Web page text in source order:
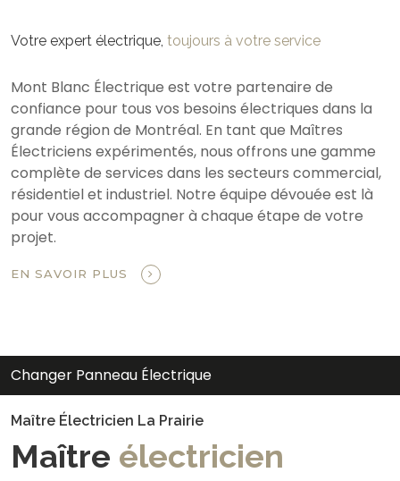
Votre expert électrique, toujours à votre service
Mont Blanc Électrique est votre partenaire de
confiance pour tous vos besoins électriques dans la
grande région de Montréal. En tant que Maîtres
Électriciens expérimentés, nous offrons une gamme
complète de services dans les secteurs commercial,
résidentiel et industriel. Notre équipe dévouée est là
pour vous accompagner à chaque étape de votre
projet.
EN SAVOIR PLUS
Changer Panneau Électrique
Maître Électricien La Prairie
Maître électricien